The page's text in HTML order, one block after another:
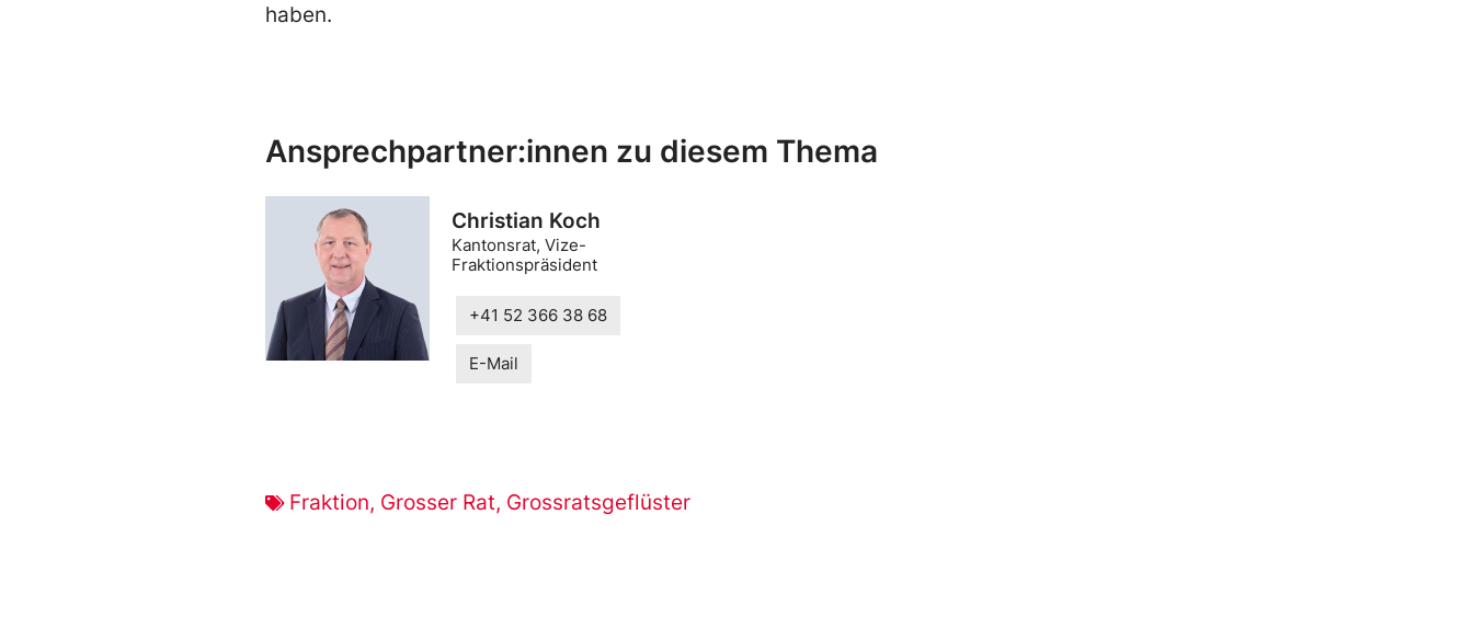
haben.
Ansprechpartner:innen zu diesem Thema
Christian Koch
Kantonsrat, Vize-
Fraktionspräsident
+41 52 366 38 68
E-Mail
Fraktion, Grosser Rat, Grossratsgeflüster